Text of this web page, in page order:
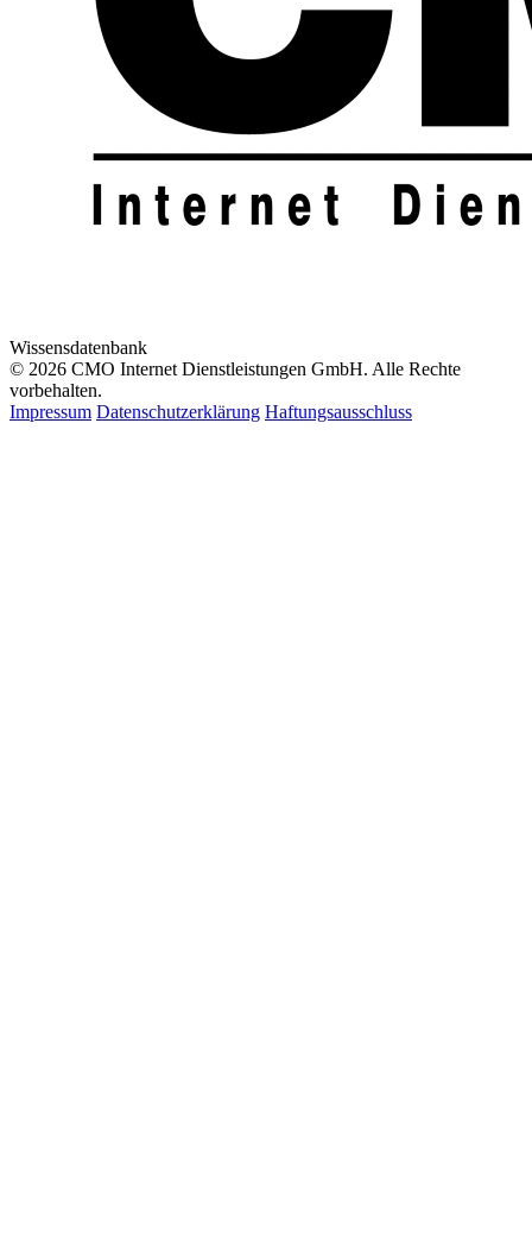
Wissensdatenbank
© 2026 CMO Internet Dienstleistungen GmbH. Alle Rechte
vorbehalten.
Impressum Datenschutzerklärung Haftungsausschluss